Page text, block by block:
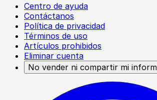
Centro de ayuda
Contáctanos
Política de privacidad
Términos de uso
Artículos prohibidos
Eliminar cuenta
No vender ni compartir mi